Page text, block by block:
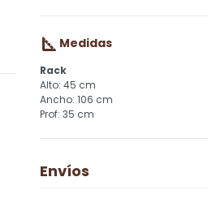
Medidas
Rack
45 cm
106 cm
35 cm
Envíos